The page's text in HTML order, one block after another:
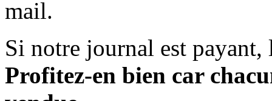
mail.
Si notre journal est payant,
Profitez-en bien car